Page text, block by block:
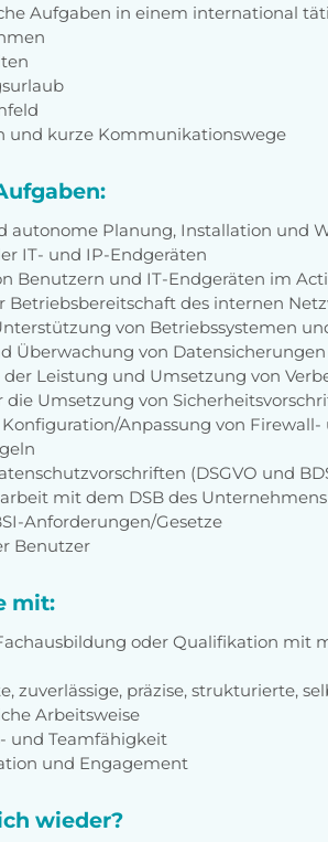
Aufgaben in einem international
und kurze Kommunikationswege
autonome Planung, Installation und
IT- und IP-Endgeräten
Benutzern und IT-Endgeräten im
Betriebsbereitschaft des internen
von Betriebssystemen
Überwachung von
der Leistung und Umsetzung von
Umsetzung von
Anpassung von Firewall-
(DSGVO und
mit dem DSB des
Anforderungen/Gesetze
Benutzer
mit:
oder Qualifikation mit
zuverlässige, präzise, strukturierte,
Arbeitsweise
und Teamfähigkeit
und Engagement
wieder?